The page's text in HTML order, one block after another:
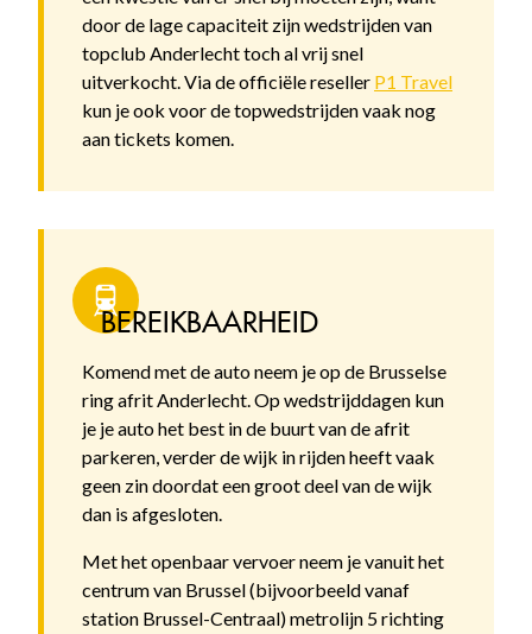
door de lage capaciteit zijn wedstrijden van
topclub Anderlecht toch al vrij snel
uitverkocht. Via de officiële reseller P1 Travel
kun je ook voor de topwedstrijden vaak nog
aan tickets komen.
BEREIKBAARHEID
Komend met de auto neem je op de Brusselse
ring afrit Anderlecht. Op wedstrijddagen kun
je je auto het best in de buurt van de afrit
parkeren, verder de wijk in rijden heeft vaak
geen zin doordat een groot deel van de wijk
dan is afgesloten.
Met het openbaar vervoer neem je vanuit het
centrum van Brussel (bijvoorbeeld vanaf
station Brussel-Centraal) metrolijn 5 richting